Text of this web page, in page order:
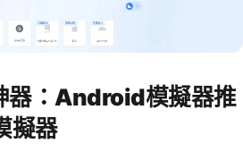
器：Android模擬器推
擬器